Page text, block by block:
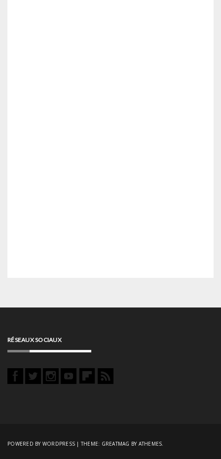
RÉSEAUX SOCIAUX
POWERED BY WORDPRESS |THEME: GREATMAG BY ATHEMES.